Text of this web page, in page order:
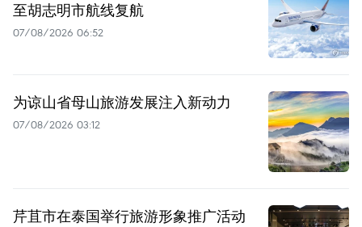
至胡志明市航线复航
07/08/2026 06:52
为谅山省母山旅游发展注入新动力
07/08/2026 03:12
芹苴市在泰国举行旅游形象推广活动